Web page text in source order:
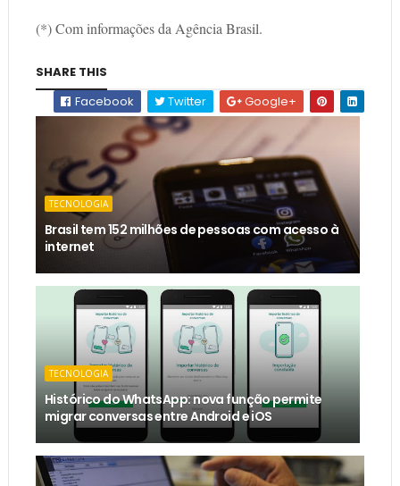
(*) Com informações da Agência Brasil.
SHARE THIS
Facebook
Twitter Google+
TECNOLOGIA
Brasil tem 152 milhões de pessoas com acesso à
internet
TECNOLOGIA
Histórico do WhatsApp: nova função permite
migrar conversas entre Android e iOS